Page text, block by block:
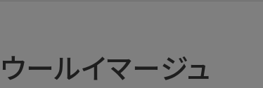
ウールイマージュ